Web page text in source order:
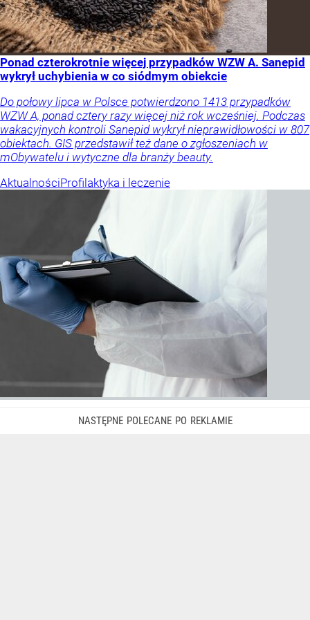
Ponad czterokrotnie więcej przypadków WZW A. Sanepid
wykrył uchybienia w co siódmym obiekcie
Do połowy lipca w Polsce potwierdzono 1413 przypadków
WZW A, ponad cztery razy więcej niż rok wcześniej. Podczas
wakacyjnych kontroli Sanepid wykrył nieprawidłowości w 807
obiektach. GIS przedstawił też dane o zgłoszeniach w
mObywatelu i wytyczne dla branży beauty.
AktualnościProfilaktyka i leczenie